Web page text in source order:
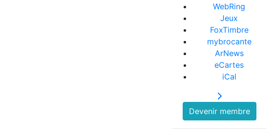
WebRing
Jeux
FoxTimbre
mybrocante
ArNews
eCartes
iCal
Devenir membre